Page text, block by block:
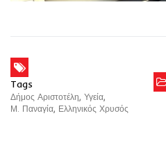
Tags
Δήμος Αριστοτέλη, Υγεία,
Μ. Παναγία, Ελληνικός Χρυσός